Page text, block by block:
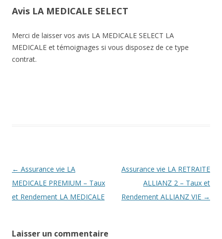
Avis LA MEDICALE SELECT
Merci de laisser vos avis LA MEDICALE SELECT LA
MEDICALE et témoignages si vous disposez de ce type
contrat.
Navigation
des
articles
← Assurance vie LA
MEDICALE PREMIUM – Taux
et Rendement LA MEDICALE
Assurance vie LA RETRAITE
ALLIANZ 2 – Taux et
Rendement ALLIANZ VIE →
Laisser un commentaire